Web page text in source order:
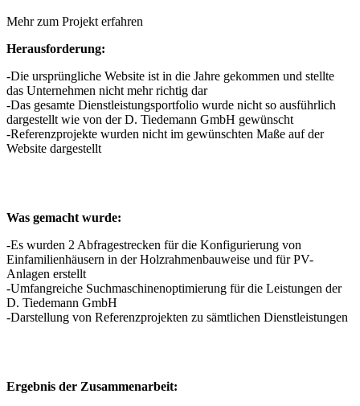
Mehr zum Projekt erfahren
Herausforderung:
-Die ursprüngliche Website ist in die Jahre gekommen und stellte
das Unternehmen nicht mehr richtig dar
-Das gesamte Dienstleistungsportfolio wurde nicht so ausführlich
dargestellt wie von der D. Tiedemann GmbH gewünscht
-Referenzprojekte wurden nicht im gewünschten Maße auf der
Website dargestellt
Was gemacht wurde:
-Es wurden 2 Abfragestrecken für die Konfigurierung von
Einfamilienhäusern in der Holzrahmenbauweise und für PV-
Anlagen erstellt
-Umfangreiche Suchmaschinenoptimierung für die Leistungen der
D. Tiedemann GmbH
-Darstellung von Referenzprojekten zu sämtlichen Dienstleistungen
Ergebnis der Zusammenarbeit: